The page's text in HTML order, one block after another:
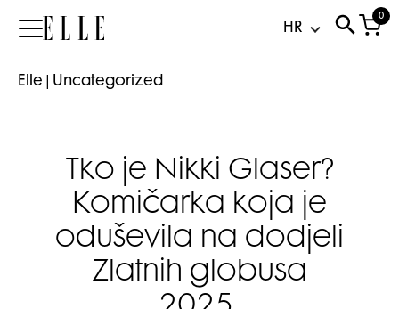
Elle
0
Elle Uncategorized
Tko je Nikki Glaser?
Komičarka koja je
oduševila na dodjeli
Zlatnih globusa